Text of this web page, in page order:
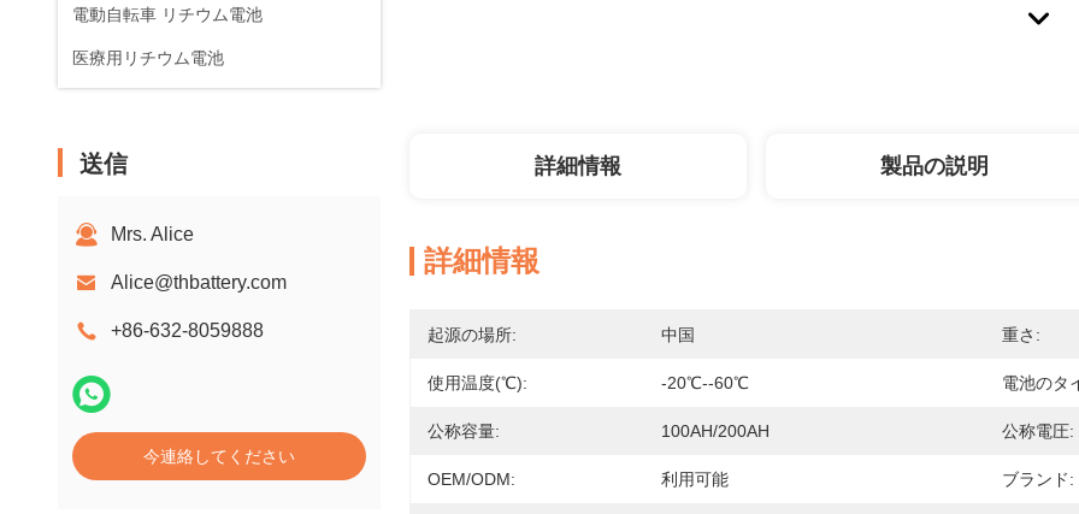
電動自転車 リチウム電池
医療用リチウム電池
送信
Mrs. Alice
Alice@thbattery.com
+86-632-8059888
今連絡してください
詳細情報 製品の説明
詳細情報
起源の場所: 中国 重さ:
使用温度(℃): -20℃--60℃ 電池のタ
公称容量: 100AH/200AH 公称電圧:
OEM/ODM: 利用可能 ブランド: